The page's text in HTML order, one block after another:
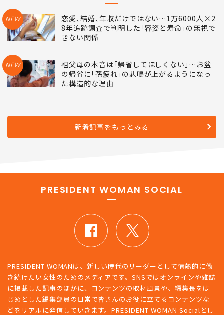
NEW
恋愛､結婚､年収だけではない…1万6000人×2
8年追跡調査で判明した｢容姿と寿命｣の無視で
きない関係
NEW
祖父母の本音は｢帰省してほしくない｣…お盆
の帰省に｢孫疲れ｣の悲鳴が上がるようになっ
た構造的な理由
新着記事をもっとみる
PRESIDENT WOMAN SOCIAL
PRESIDENT WOMANは、新しい時代のリーダーとして情熱的に働
き続けたい女性のためのメディアです。SNSではオンラインや雑誌
に掲載した記事のほかに、コンテンツの取材風景や、編集長をは
じめとした編集部員の日常で皆さんのお役に立てるコンテンツな
どをリアルに発信していきます。PRESIDENT WOMAN Socialとし